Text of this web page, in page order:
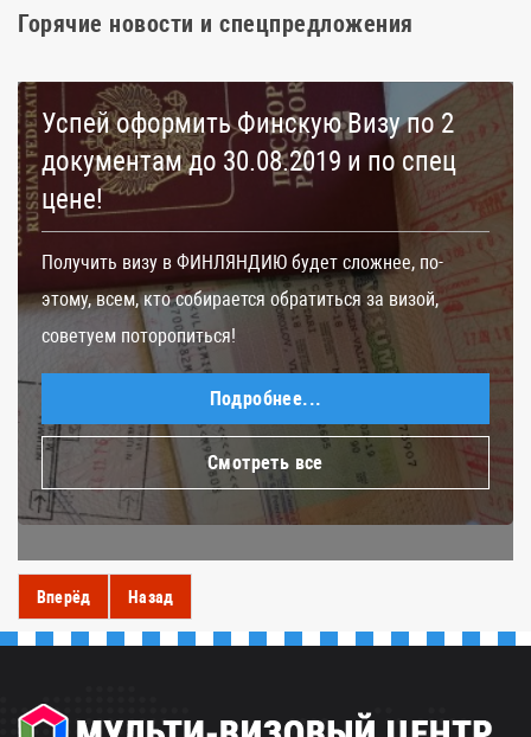
Горячие новости и спецпредложения
Успей оформить Финскую Визу по 2
документам до 30.08.2019 и по спец
цене!
Получить визу в ФИНЛЯНДИЮ будет сложнее, по-
этому, всем, кто собирается обратиться за визой,
советуем поторопиться!
Подробнее...
Смотреть все
Вперёд Назад